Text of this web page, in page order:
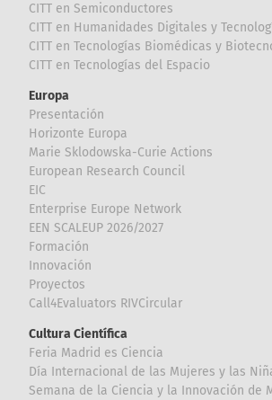
CITT en Semiconductores
CITT en Humanidades Digitales y
CITT en Tecnologías Biomédicas y
CITT en Tecnologías del Espacio
Europa
Presentación
Horizonte Europa
Marie Sklodowska-Curie Actions
European Research Council
EIC
Enterprise Europe Network
EEN SCALEUP 2026/2027
Formación
Innovación
Proyectos
Call4Evaluators RIVCircular
Cultura Científica
Feria Madrid es Ciencia
Día Internacional de las Mujeres y las
Semana de la Ciencia y la Innovación de